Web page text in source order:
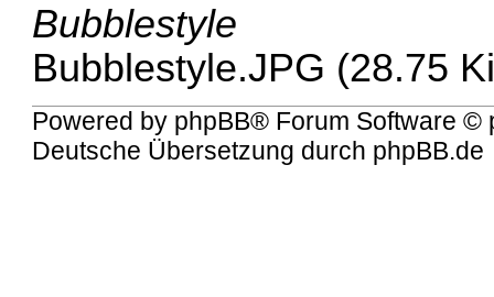
Bubblestyle
Bubblestyle.JPG (28.75
Powered by phpBB® Forum Software ©
Deutsche Übersetzung durch phpBB.de